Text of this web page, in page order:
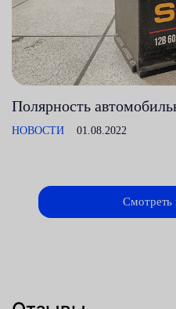
Полярность
НОВОСТИ 01.08.2022
Смотреть